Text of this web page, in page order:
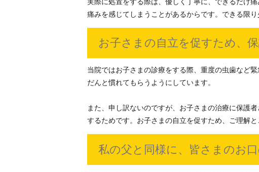
痛みを感じてしまうことがあるからです。できる限
お子さまの自立を促すため、
当院ではお子さまの診療をする際、重度の虫歯など
だんと慣れてもらうようにしています。
また、申し訳ないのですが、お子さまの治療に保護
するためです。お子さまの自立を促すため、ご理解と
私の父と同様に、皆さまのお